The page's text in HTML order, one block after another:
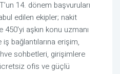
14. dönem başvuruları
edilen ekipler; nakit
aşkın konu uzmanı
iş bağlantılarına erişim,
sohbetleri, girişimlere
ofis ve güçlü